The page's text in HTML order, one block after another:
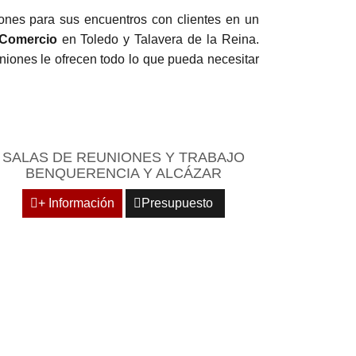
para sus encuentros con clientes en un
en Toledo y Talavera de la Reina.
le ofrecen todo lo que pueda necesitar
SALAS DE REUNIONES Y TRABAJO
BENQUERENCIA Y ALCÁZAR
+ Información Presupuesto